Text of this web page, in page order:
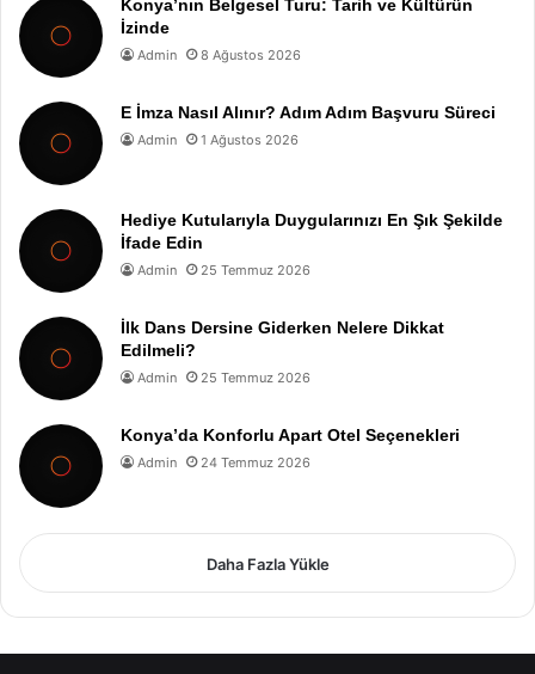
Konya’nın Belgesel Turu: Tarih ve Kültürün
İzinde
Admin 8 Ağustos 2026
E İmza Nasıl Alınır? Adım Adım Başvuru Süreci
Admin 1 Ağustos 2026
Hediye Kutularıyla Duygularınızı En Şık Şekilde
İfade Edin
Admin 25 Temmuz 2026
İlk Dans Dersine Giderken Nelere Dikkat
Edilmeli?
Admin 25 Temmuz 2026
Konya’da Konforlu Apart Otel Seçenekleri
Admin 24 Temmuz 2026
Daha Fazla Yükle